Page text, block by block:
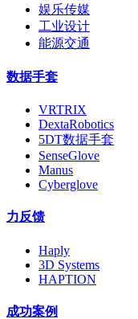
娱乐传媒
工业设计
能源交通
数据手套
VRTRIX
DextaRobotics
5DT数据手套
SenseGlove
Manus
Cyberglove
力反馈
Haply
3D Systems
HAPTION
成功案例